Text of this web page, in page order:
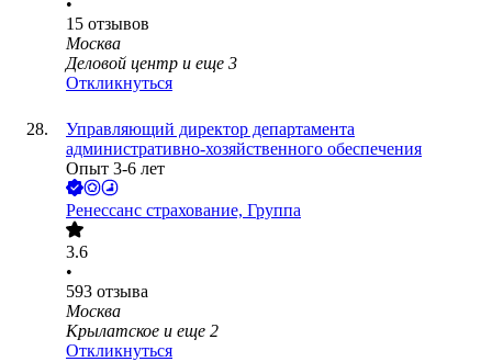
•
15 отзывов
Москва
Деловой центр и еще 3
Откликнуться
Управляющий директор департамента
административно-хозяйственного обеспечения
Опыт 3-6 лет
Ренессанс cтрахование, Группа
3.6
•
593 отзыва
Москва
Крылатское и еще 2
Откликнуться